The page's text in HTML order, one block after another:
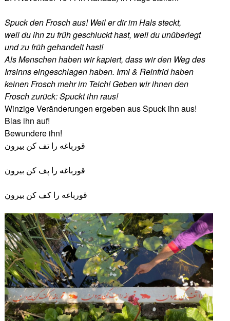
Spuck den Frosch aus! Weil er dir im Hals steckt,
weil du ihn zu früh geschluckt hast, weil du unüberlegt
und zu früh gehandelt hast!
Als Menschen haben wir kapiert, dass wir den Weg des
Irrsinns eingeschlagen haben. Irmi & Reinfrid haben
keinen Frosch mehr im Teich! Geben wir ihnen den
Frosch zurück: Spuckt ihn raus!
Winzige Veränderungen ergeben aus Spuck ihn aus!
Blas ihn auf!
Bewundere ihn!
قورباغه را تف کن بیرون
قورباغه را پف کن بیرون
قورباغه را کف کن بیرون